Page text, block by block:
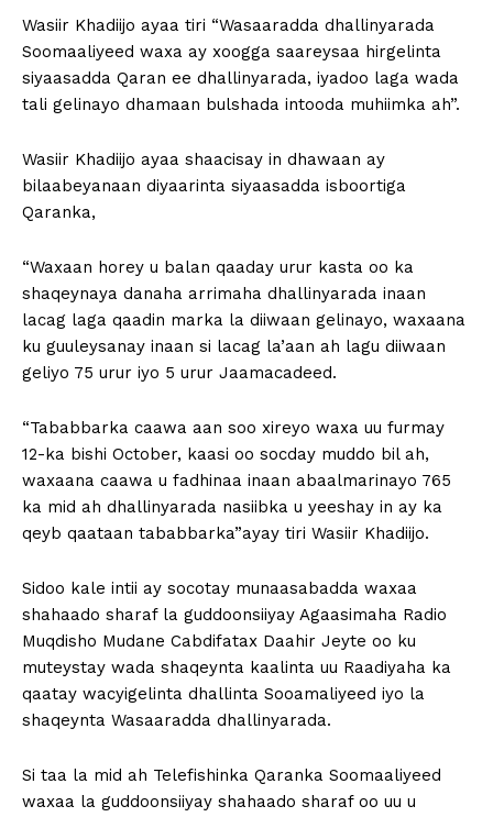
Wasiir Khadiijo ayaa tiri “Wasaaradda dhallinyarada
Soomaaliyeed waxa ay xoogga saareysaa hirgelinta
siyaasadda Qaran ee dhallinyarada, iyadoo laga wada
tali gelinayo dhamaan bulshada intooda muhiimka ah”.
Wasiir Khadiijo ayaa shaacisay in dhawaan ay
bilaabeyanaan diyaarinta siyaasadda isboortiga
Qaranka,
“Waxaan horey u balan qaaday urur kasta oo ka
shaqeynaya danaha arrimaha dhallinyarada inaan
lacag laga qaadin marka la diiwaan gelinayo, waxaana
ku guuleysanay inaan si lacag la’aan ah lagu diiwaan
geliyo 75 urur iyo 5 urur Jaamacadeed.
“Tababbarka caawa aan soo xireyo waxa uu furmay
12-ka bishi October, kaasi oo socday muddo bil ah,
waxaana caawa u fadhinaa inaan abaalmarinayo 765
ka mid ah dhallinyarada nasiibka u yeeshay in ay ka
qeyb qaataan tababbarka”ayay tiri Wasiir Khadiijo.
Sidoo kale intii ay socotay munaasabadda waxaa
shahaado sharaf la guddoonsiiyay Agaasimaha Radio
Muqdisho Mudane Cabdifatax Daahir Jeyte oo ku
muteystay wada shaqeynta kaalinta uu Raadiyaha ka
qaatay wacyigelinta dhallinta Sooamaliyeed iyo la
shaqeynta Wasaaradda dhallinyarada.
Si taa la mid ah Telefishinka Qaranka Soomaaliyeed
waxaa la guddoonsiiyay shahaado sharaf oo uu u